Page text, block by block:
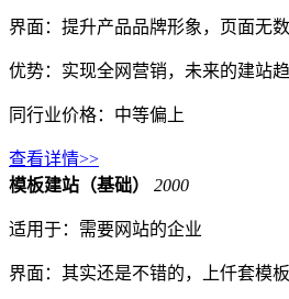
界面：提升产品品牌形象，页面无
优势：实现全网营销，未来的建站
同行业价格：中等偏上
查看详情>>
模板建站（基础）
2000
适用于：需要网站的企业
界面：其实还是不错的，上仟套模